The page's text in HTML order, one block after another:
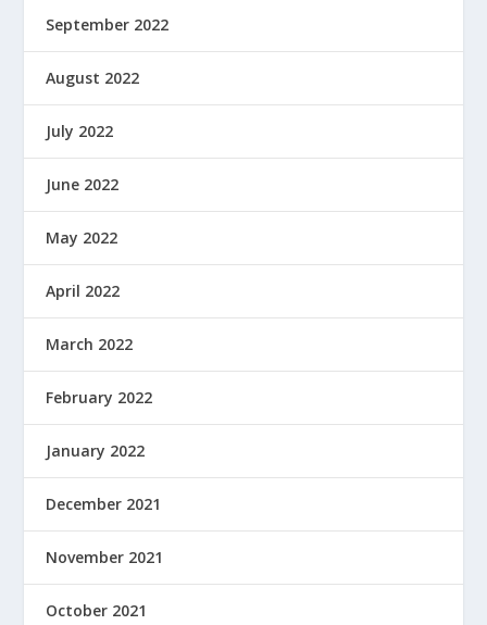
September 2022
August 2022
July 2022
June 2022
May 2022
April 2022
March 2022
February 2022
January 2022
December 2021
November 2021
October 2021